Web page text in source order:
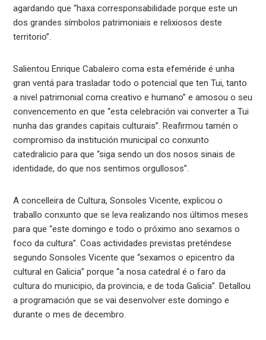
agardando que “haxa corresponsabilidade porque este un
dos grandes símbolos patrimoniais e relixiosos deste
territorio”.
Salientou Enrique Cabaleiro coma esta efeméride é unha
gran ventá para trasladar todo o potencial que ten Tui, tanto
a nivel patrimonial coma creativo e humano” e amosou o seu
convencemento en que “esta celebración vai converter a Tui
nunha das grandes capitais culturais”. Reafirmou tamén o
compromiso da institución municipal co conxunto
catedralicio para que “siga sendo un dos nosos sinais de
identidade, do que nos sentimos orgullosos”.
A concelleira de Cultura, Sonsoles Vicente, explicou o
traballo conxunto que se leva realizando nos últimos meses
para que “este domingo e todo o próximo ano sexamos o
foco da cultura”. Coas actividades previstas preténdese
segundo Sonsoles Vicente que “sexamos o epicentro da
cultural en Galicia” porque “a nosa catedral é o faro da
cultura do municipio, da provincia, e de toda Galicia”. Detallou
a programación que se vai desenvolver este domingo e
durante o mes de decembro.